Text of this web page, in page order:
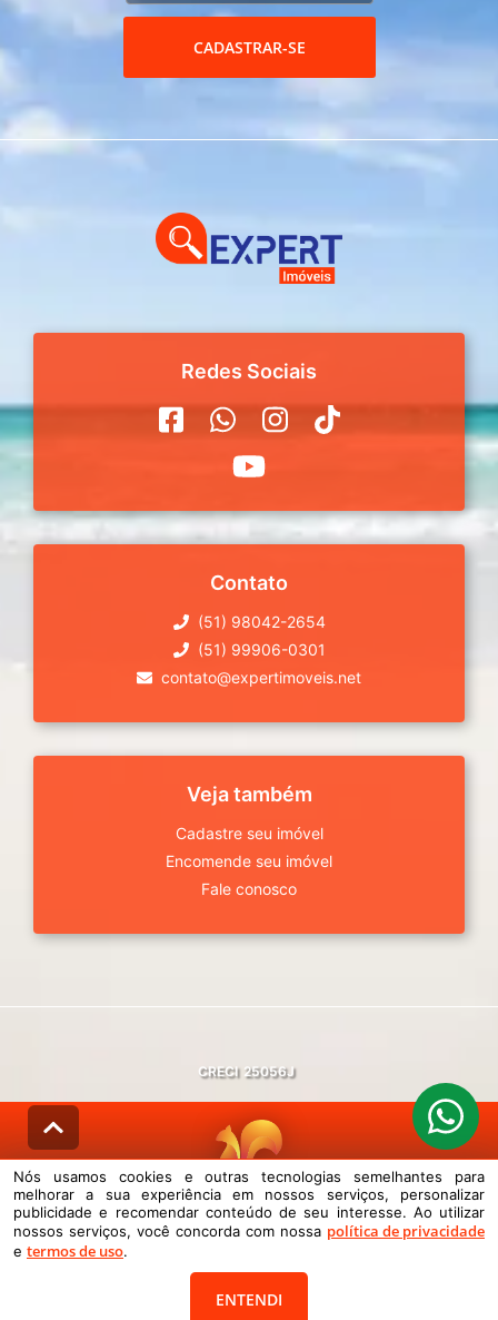
CADASTRAR-SE
Redes Sociais
Contato
(51) 98042-2654
(51) 99906-0301
contato@expertimoveis.net
Veja também
Cadastre seu imóvel
Encomende seu imóvel
Fale conosco
CRECI 25056J
© DESENVOLVIDO PELAAGIL.NET
Nós usamos cookies e outras tecnologias semelhantes para melhorar a
sua experiência em nossos serviços, personalizar publicidade e
Nós usamos cookies e outras tecnologias semelhantes para
melhorar a sua experiência em nossos serviços, personalizar
publicidade e recomendar conteúdo de seu interesse. Ao utilizar
nossos serviços, você concorda com nossa política de privacidade
e termos de uso.
ENTENDI